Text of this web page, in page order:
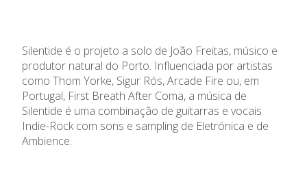
Silentide é o projeto a solo de João Freitas, músico e
produtor natural do Porto. Influenciada por artistas
como Thom Yorke, Sigur Rós, Arcade Fire ou, em
Portugal, First Breath After Coma, a música de
Silentide é uma combinação de guitarras e vocais
Indie-Rock com sons e sampling de Eletrónica e de
Ambience.